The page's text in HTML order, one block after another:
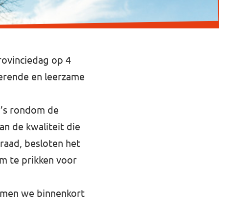
op 4
en leerzame
rondom de
de kwaliteit die
besloten het
te prikken voor
we binnenkort